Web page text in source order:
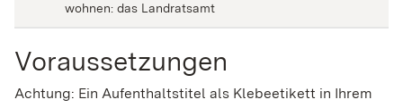
wohnen: das Landratsamt
Voraussetzungen
Achtung: Ein Aufenthaltstitel als Klebeetikett in Ihrem